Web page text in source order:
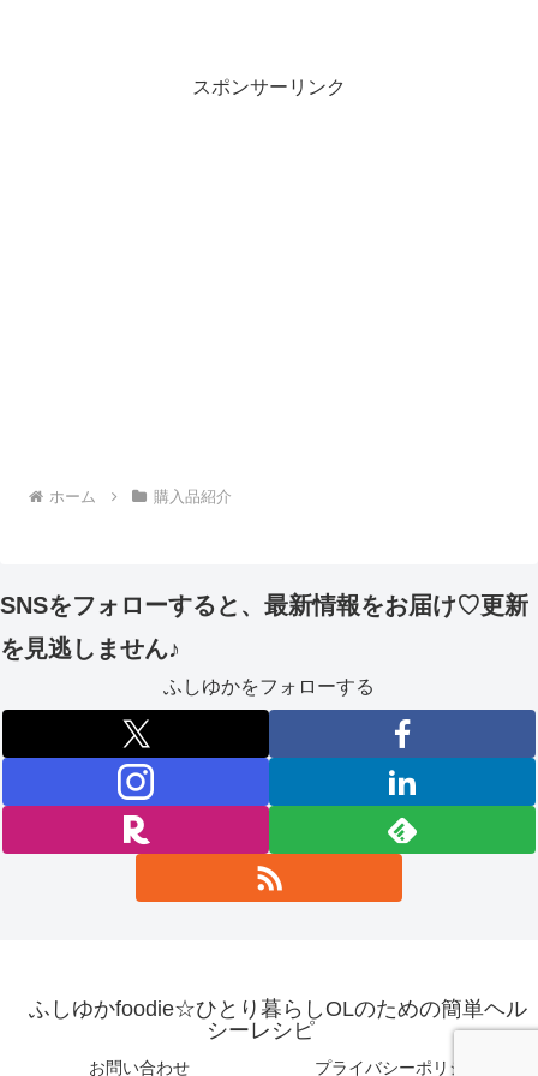
スポンサーリンク
ホーム 購入品紹介
SNSをフォローすると、最新情報をお届け♡更新
を見逃しません♪
ふしゆかをフォローする
ふしゆかfoodie☆ひとり暮らしOLのための簡単ヘル
シーレシピ
お問い合わせ プライバシーポリシー